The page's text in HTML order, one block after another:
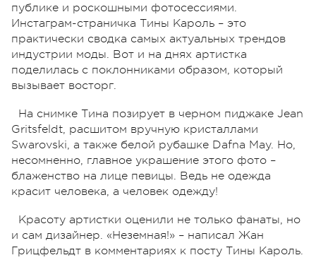
публике и роскошными фотосессиями.
Инстаграм-страничка Тины Кароль – это
практически сводка самых актуальных трендов
индустрии моды. Вот и на днях артистка
поделилась с поклонниками образом, который
вызывает восторг.
На снимке Тина позирует в черном пиджаке Jean
Gritsfeldt, расшитом вручную кристаллами
Swarovski, а также белой рубашке Dafna May. Но,
несомненно, главное украшение этого фото –
блаженство на лице певицы. Ведь не одежда
красит человека, а человек одежду!
Красоту артистки оценили не только фанаты, но
и сам дизайнер. «Неземная!» – написал Жан
Грицфельдт в комментариях к посту Тины Кароль.